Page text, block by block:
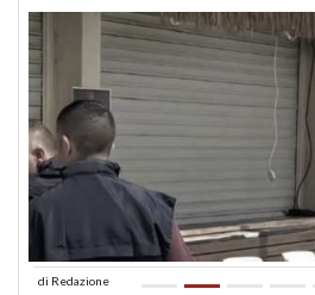
di Redazione